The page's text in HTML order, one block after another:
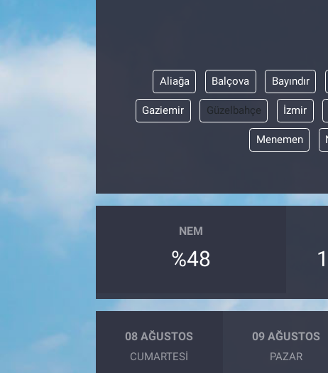
Aliağa Balçova Bayındır
Gaziemir Güzelbahçe İzmir
Menemen
NEM
%48
08 AĞUSTOS
CUMARTESI
09 AĞUSTOS
PAZAR
Sağlık